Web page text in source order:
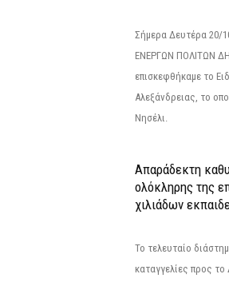
Σήμερα Δευτέρα
ΕΝΕΡΓΩΝ ΠΟΛΙΤΩΝ
επισκεφθήκαμε το
Αλεξάνδρειας, το
Νησέλι.
Απαράδεκτη
ολόκληρης της
χιλιάδων
Το τελευταίο
καταγγελίες προς